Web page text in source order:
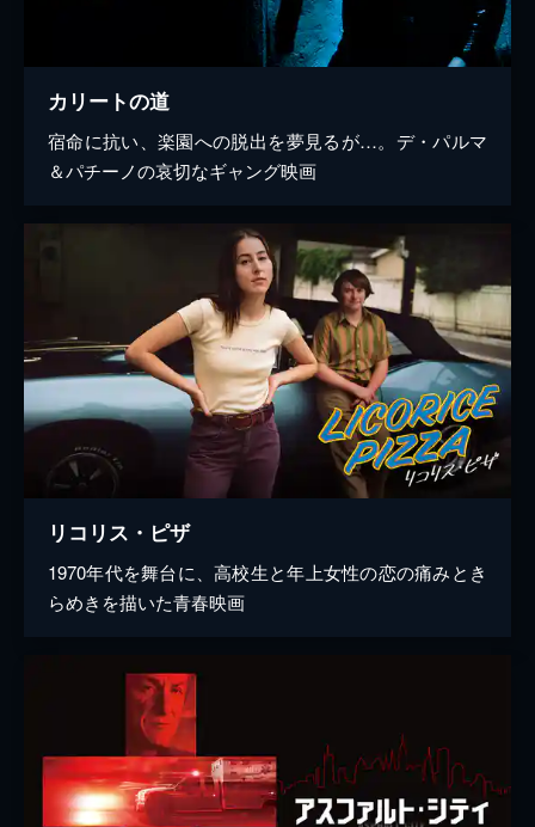
カリートの道
宿命に抗い、楽園への脱出を夢見るが…。デ・パルマ
＆パチーノの哀切なギャング映画
リコリス・ピザ
1970年代を舞台に、高校生と年上女性の恋の痛みとき
らめきを描いた青春映画